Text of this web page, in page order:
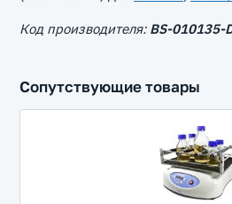
Код производителя: BS-010135-
Сопутствующие товары